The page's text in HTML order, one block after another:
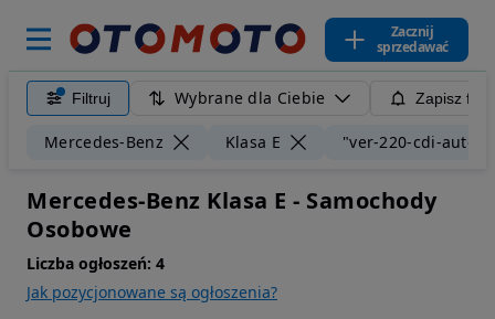
Zacznij
sprzedawać
Filtruj Wybrane dla Ciebie Zapisz
Mercedes-Benz Klasa E "ver-220-cdi-
Mercedes-Benz Klasa E - Samochody
Osobowe
Liczba ogłoszeń: 4
Jak pozycjonowane są ogłoszenia?